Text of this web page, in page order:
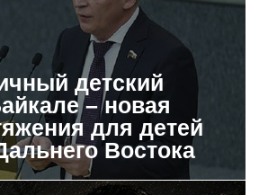
детский
– новая
для детей
Востока